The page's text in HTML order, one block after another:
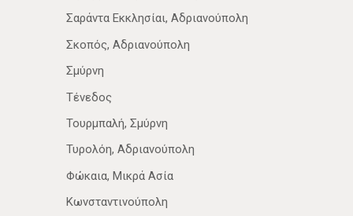
Σαράντα Εκκλησίαι, Αδριανούπολη
Σκοπός, Αδριανούπολη
Σμύρνη
Τένεδος
Τουρμπαλή, Σμύρνη
Τυρολόη, Αδριανούπολη
Φώκαια, Μικρά Ασία
Κωνσταντινούπολη